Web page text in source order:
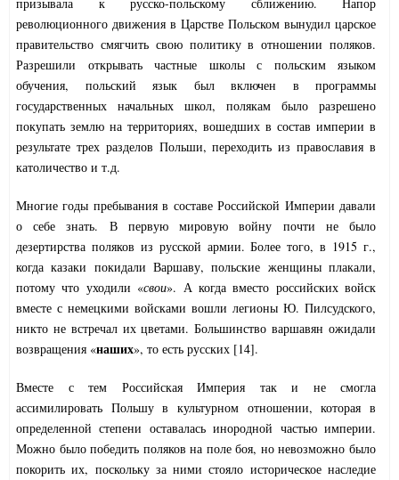
призывала к русско-польскому сближению. Напор
революционного движения в Царстве Польском вынудил царское
правительство смягчить свою политику в отношении поляков.
Разрешили открывать частные школы с польским языком
обучения, польский язык был включен в программы
государственных начальных школ, полякам было разрешено
покупать землю на территориях, вошедших в состав империи в
результате трех разделов Польши, переходить из православия в
католичество и т.д.
Многие годы пребывания в составе Российской Империи давали
о себе знать. В первую мировую войну почти не было
дезертирства поляков из русской армии. Более того, в 1915 г.,
когда казаки покидали Варшаву, польские женщины плакали,
потому что уходили «свои». А когда вместо российских войск
вместе с немецкими войсками вошли легионы Ю. Пилсудского,
никто не встречал их цветами. Большинство варшавян ожидали
возвращения «наших», то есть русских [14].
Вместе с тем Российская Империя так и не смогла
ассимилировать Польшу в культурном отношении, которая в
определенной степени оставалась инородной частью империи.
Можно было победить поляков на поле боя, но невозможно было
покорить их, поскольку за ними стояло историческое наследие